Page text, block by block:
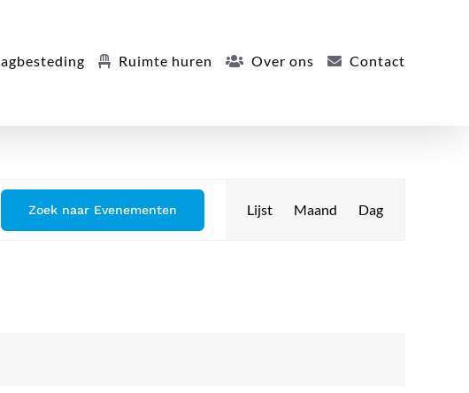
Ruimte huren Over ons Contact
Zoek naar Evenementen Evenement
Lijst Maand Dag